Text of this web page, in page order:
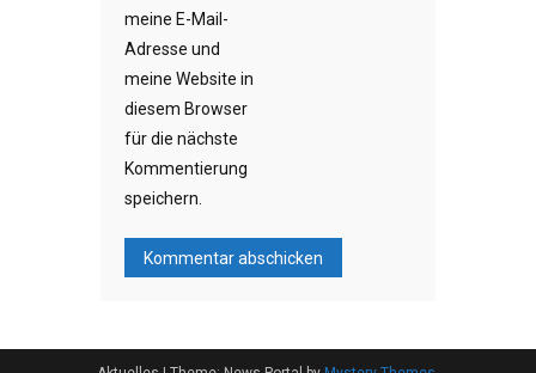
meine E-Mail-
Adresse und
meine Website in
diesem Browser
für die nächste
Kommentierung
speichern.